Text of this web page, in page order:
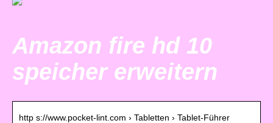
Amazon fire hd 10
speicher erweitern
http s://www.pocket-lint.com › Tabletten › Tablet-Führer